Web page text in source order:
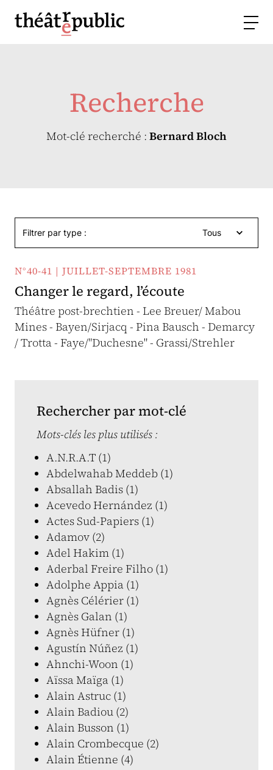
Recherche
Mot-clé recherché : Bernard Bloch
Filtrer par type : Tous
N°40-41 | JUILLET-SEPTEMBRE 1981
Changer le regard, l’écoute
Théâtre post-brechtien - Lee Breuer/ Mabou
Mines - Bayen/Sirjacq - Pina Bausch - Demarcy
/ Trotta - Faye/"Duchesne" - Grassi/Strehler
Rechercher par mot-clé
Mots-clés les plus utilisés :
A.N.R.A.T (1)
Abdelwahab Meddeb (1)
Absallah Badis (1)
Acevedo Hernández (1)
Actes Sud-Papiers (1)
Adamov (2)
Adel Hakim (1)
Aderbal Freire Filho (1)
Adolphe Appia (1)
Agnès Célérier (1)
Agnès Galan (1)
Agnès Hüfner (1)
Agustín Núñez (1)
Ahnchi-Woon (1)
Aïssa Maïga (1)
Alain Astruc (1)
Alain Badiou (2)
Alain Busson (1)
Alain Crombecque (2)
Alain Étienne (4)